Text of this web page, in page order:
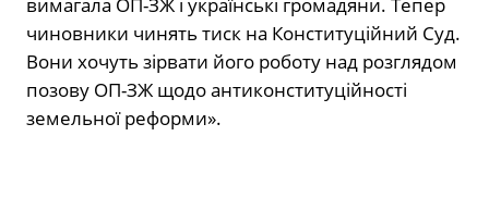
чиновники чинять тиск на Конституційний Суд.
Вони хочуть зірвати його роботу над розглядом
позову ОП-ЗЖ щодо антиконституційності
земельної реформи».